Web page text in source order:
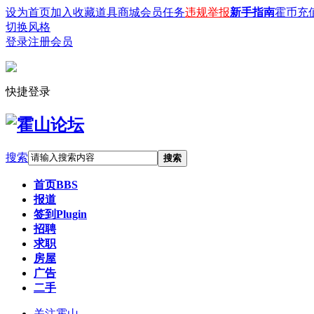
设为首页加入收藏道具商城会员任务违规举报新手指南霍币充
切换风格
登录注册会员
快捷登录
搜索 搜索
首页BBS
报道
签到Plugin
招聘
求职
房屋
广告
二手